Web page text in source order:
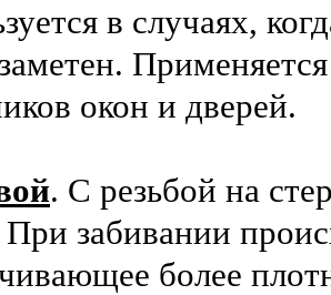
в случаях,
окон и дверей.
. С резьбой на
забивании
более